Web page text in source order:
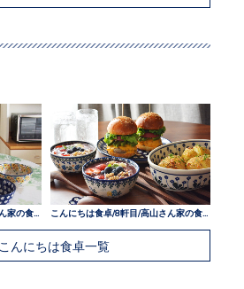
こんにちは食卓/9軒目/本橋さん家の食卓
こんにちは食卓一覧